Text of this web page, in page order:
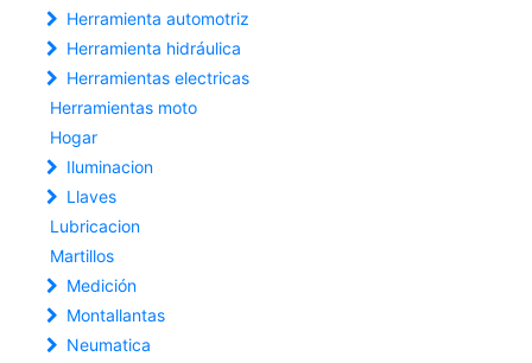
Herramienta automotriz
Herramienta hidráulica
Herramientas electricas
Herramientas moto
Hogar
Iluminacion
Llaves
Lubricacion
Martillos
Medición
Montallantas
Neumatica